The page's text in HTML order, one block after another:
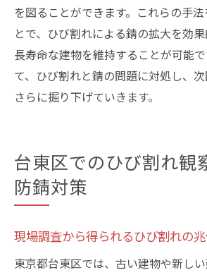
を図ることができます。これらの手
とで、ひび割れによる錆の拡大を効
長寿命な建物を維持することが可能
て、ひび割れと錆の問題に対処し、
さらに掘り下げていきます。
台東区でのひび割れ観
防錆対策
現場調査から得られるひび割れの
東京都台東区では、古い建物や新し